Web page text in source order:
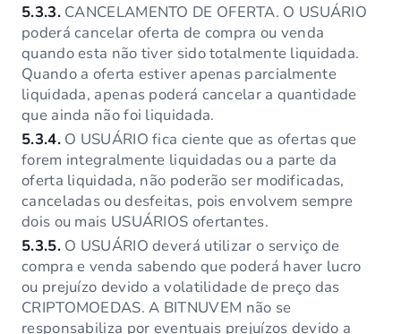
5.3.3.CANCELAMENTO DE OFERTA. O USUÁRIO
poderá cancelar oferta de compra ou venda
quando esta não tiver sido totalmente liquidada.
Quando a oferta estiver apenas parcialmente
liquidada, apenas poderá cancelar a quantidade
que ainda não foi liquidada.
5.3.4.O USUÁRIO fica ciente que as ofertas que
forem integralmente liquidadas ou a parte da
oferta liquidada, não poderão ser modificadas,
canceladas ou desfeitas, pois envolvem sempre
dois ou mais USUÁRIOS ofertantes.
5.3.5.O USUÁRIO deverá utilizar o serviço de
compra e venda sabendo que poderá haver lucro
ou prejuízo devido a volatilidade de preço das
CRIPTOMOEDAS. A BITNUVEM não se
responsabiliza por eventuais prejuízos devido a